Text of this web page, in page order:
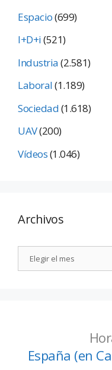
Espacio(699)
I+D+i(521)
Industria(2.581)
Laboral(1.189)
Sociedad(1.618)
UAV(200)
Vídeos(1.046)
Archivos
España (en